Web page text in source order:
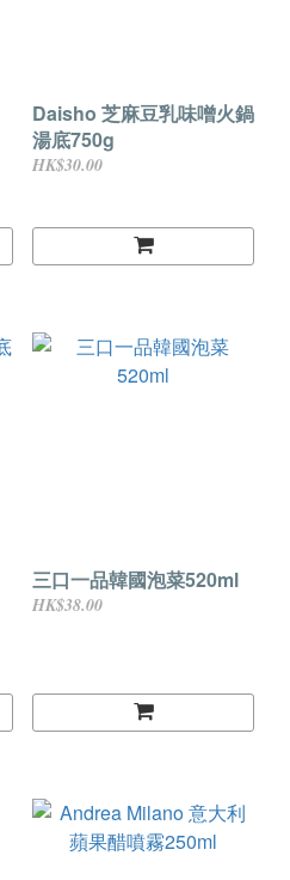
Daisho 芝麻豆乳味噌火鍋
湯底750g
HK$30.00
三口一品韓國泡菜520ml
HK$38.00